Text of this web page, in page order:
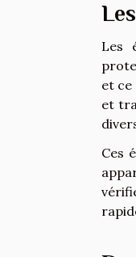
Les
et ce
et
Ces